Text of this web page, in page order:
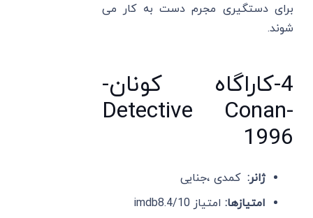
برای دستگیری مجرم دست به کار می
شوند.
4-کاراگاه کونان-
Detective Conan-
1996
ژانر: کمدی ،جنایی
امتیازها: امتیاز imdb8.4/10